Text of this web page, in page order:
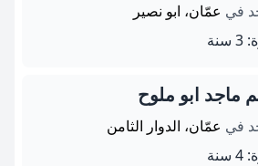
في عمّان، ابو نصير
ماجد ابو ملوح
في عمّان، الدوار الثامن